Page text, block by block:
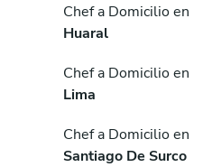
Chef a Domicilio en
Huaral
Chef a Domicilio en
Lima
Chef a Domicilio en
Santiago De Surco